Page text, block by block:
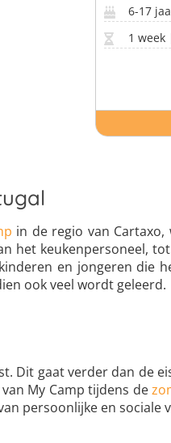
6-17
1
in de regio van
het keukenpersoneel,
en jongeren die
ook veel wordt geleerd.
Dit gaat verder dan de
My Camp tijdens de
persoonlijke en sociale